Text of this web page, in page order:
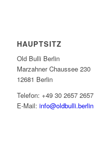
HAUPTSITZ
Old Bulli Berlin
Marzahner Chaussee 230
12681 Berlin
Telefon: +49 30 2657 2657
E-Mail: info@oldbulli.berlin